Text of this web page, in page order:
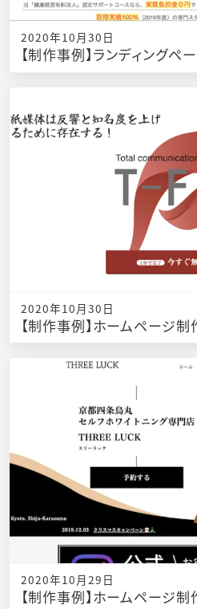
2020年10月30日
【制作事例】ランディング
2020年10月30日
【制作事例】ホームページ
2020年10月29日
【制作事例】ホームページ